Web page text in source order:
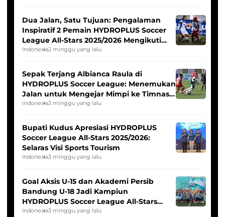
Dua Jalan, Satu Tujuan: Pengalaman
Inspiratif 2 Pemain HYDROPLUS Soccer
League All-Stars 2025/2026 Mengikuti
Seleksi Timnas Indonesia Putri
Indonesia2 minggu yang lalu
Sepak Terjang Albianca Raula di
HYDROPLUS Soccer League: Menemukan
Jalan untuk Mengejar Mimpi ke Timnas
Indonesia Putri
Indonesia3 minggu yang lalu
Bupati Kudus Apresiasi HYDROPLUS
Soccer League All-Stars 2025/2026:
Selaras Visi Sports Tourism
Indonesia3 minggu yang lalu
Goal Aksis U-15 dan Akademi Persib
Bandung U-18 Jadi Kampiun
HYDROPLUS Soccer League All-Stars
2025/2026
Indonesia3 minggu yang lalu